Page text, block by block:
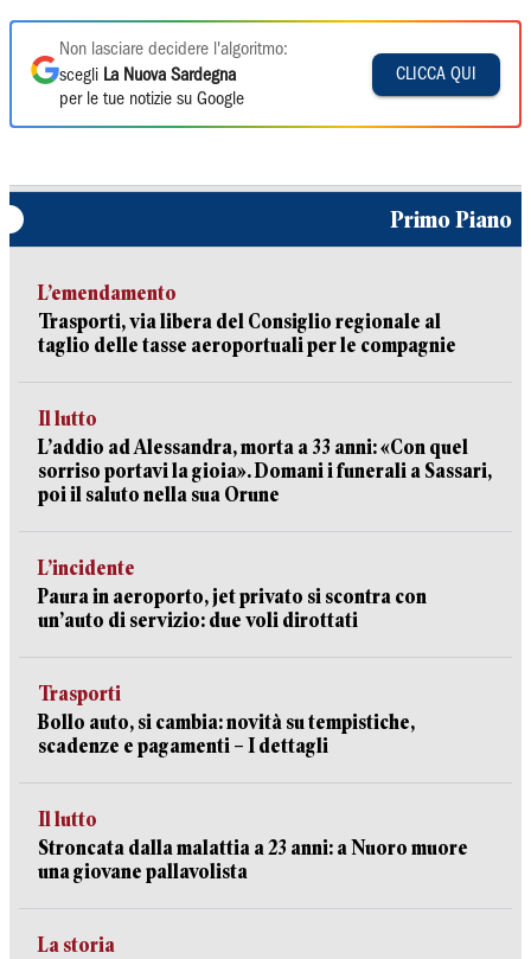
Non lasciare decidere l'algoritmo:
scegli La Nuova Sardegna
per le tue notizie su Google
CLICCA QUI
Primo Piano
L’emendamento
Trasporti, via libera del Consiglio regionale al
taglio delle tasse aeroportuali per le compagnie
Il lutto
L’addio ad Alessandra, morta a 33 anni: «Con quel
sorriso portavi la gioia». Domani i funerali a Sassari,
poi il saluto nella sua Orune
L’incidente
Paura in aeroporto, jet privato si scontra con
un’auto di servizio: due voli dirottati
Trasporti
Bollo auto, si cambia: novità su tempistiche,
scadenze e pagamenti – I dettagli
Il lutto
Stroncata dalla malattia a 23 anni: a Nuoro muore
una giovane pallavolista
La storia